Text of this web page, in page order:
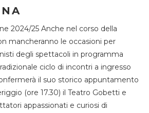
2024/25 Anche nel corso della
mancheranno le occasioni per
degli spettacoli in programma
ciclo di incontri a ingresso
il suo storico appuntamento
(ore 17.30) il Teatro Gobetti e
appassionati e curiosi di